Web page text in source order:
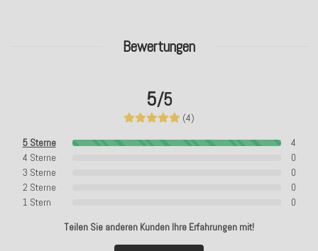
Bewertungen
5/5
(4)
5 Sterne
4
4 Sterne
0
3 Sterne
0
2 Sterne
0
1 Stern
0
Teilen Sie anderen Kunden Ihre Erfahrungen mit!